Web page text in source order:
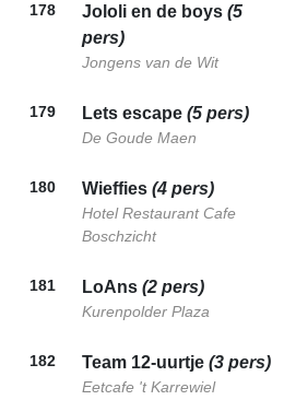
178 Jololi en de boys (5
pers)
Jongens van de Wit
179 Lets escape (5 pers)
De Goude Maen
180 Wieffies (4 pers)
Hotel Restaurant Cafe
Boschzicht
181 LoAns (2 pers)
Kurenpolder Plaza
182 Team 12-uurtje (3 pers)
Eetcafe 't Karrewiel